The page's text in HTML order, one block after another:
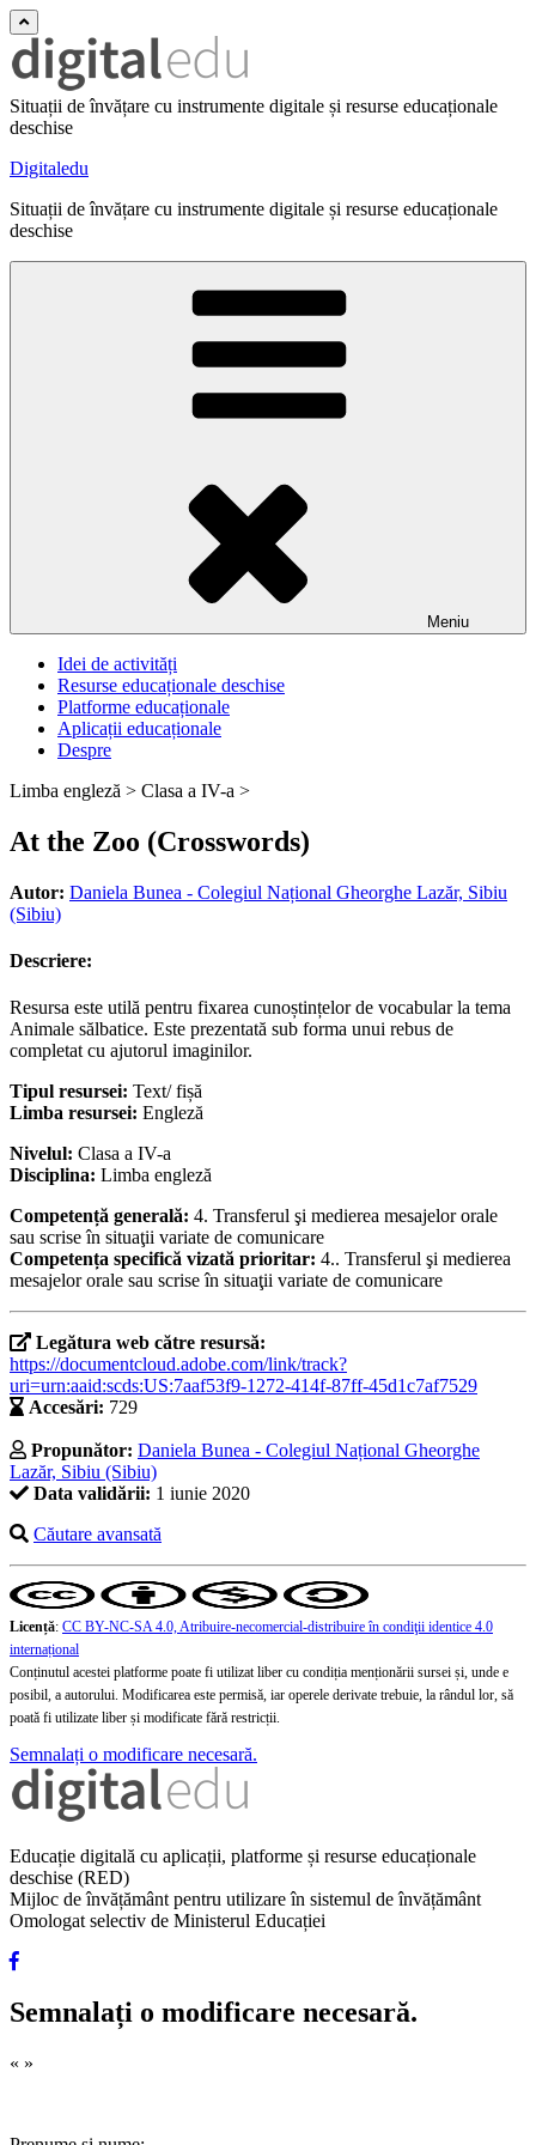
Situații de învățare cu instrumente digitale și resurse educaționale
deschise
Digitaledu
Situații de învățare cu instrumente digitale și resurse educaționale
deschise
Meniu
Idei de activități
Resurse educaționale deschise
Platforme educaționale
Aplicații educaționale
Despre
Limba engleză > Clasa a IV-a >
At the Zoo (Crosswords)
Autor: Daniela Bunea - Colegiul Național Gheorghe Lazăr, Sibiu
(Sibiu)
Descriere:
Resursa este utilă pentru fixarea cunoștințelor de vocabular la tema
Animale sălbatice. Este prezentată sub forma unui rebus de
completat cu ajutorul imaginilor.
Tipul resursei: Text/ fișă
Limba resursei: Engleză
Nivelul: Clasa a IV-a
Disciplina: Limba engleză
Competență generală: 4. Transferul şi medierea mesajelor orale
sau scrise în situaţii variate de comunicare
Competența specifică vizată prioritar: 4.. Transferul şi medierea
mesajelor orale sau scrise în situaţii variate de comunicare
Legătura web către resursă:
https://documentcloud.adobe.com/link/track?
uri=urn:aaid:scds:US:7aaf53f9-1272-414f-87ff-45d1c7af7529
Accesări: 729
Propunător: Daniela Bunea - Colegiul Național Gheorghe
Lazăr, Sibiu (Sibiu)
Data validării: 1 iunie 2020
Căutare avansată
Licență: CC BY-NC-SA 4.0, Atribuire-necomercial-distribuire în condiţii identice 4.0
internațional
Conținutul acestei platforme poate fi utilizat liber cu condiția menționării sursei și, unde e
posibil, a autorului. Modificarea este permisă, iar operele derivate trebuie, la rândul lor, să
poată fi utilizate liber și modificate fără restricții.
Semnalați o modificare necesară.
Educație digitală cu aplicații, platforme și resurse educaționale
deschise (RED)
Mijloc de învățământ pentru utilizare în sistemul de învățământ
Omologat selectiv de Ministerul Educației
Semnalați o modificare necesară.
« »